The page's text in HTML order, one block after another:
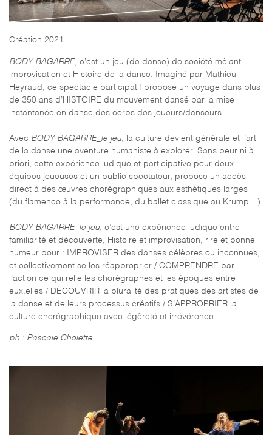
Création 2021
BODY BAGARRE, c’est un jeu (de danse) de société mêlant
improvisation et Histoire de la danse. Imaginé par Mathieu
Heyraud, ce spectacle participatif propose un voyage dans plus
de 350 ans d’HISTOIRE du mouvement dansé par la mise
instantanée en danse des corps des joueurs/danseurs.
Avec BODY BAGARRE_le jeu, la culture devient générale et l’art
de la danse une aventure humaniste à explorer. Sans peur ni à
priori, cette expérience ludique et participative pour deux
équipes joueuses et un public spectateur, propose un accès
direct à des œuvres chorégraphiques aux esthétiques larges
(du flamenco à la performance, du ballet classique au Krump…).
BODY BAGARRE_le jeu, c’est une expérience ludique entre
familiarité et découverte, Histoire et improvisation, rire et bonne
humeur pour : IMPROVISER des danses célèbres ou inconnues,
et collectivement se les réapproprier / COMPRENDRE par
l’action ce qui relie les chorégraphes et les époques entre
eux.elles / DÉCOUVRIR la pluralité des pratiques des artistes de
la danse et de leurs processus créatifs / S’APPROPRIER la
culture chorégraphique avec légèreté et irrévérence.
ph : Pascale Cholette